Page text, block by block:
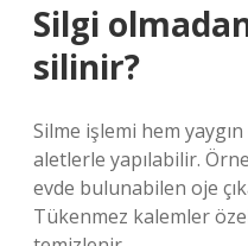
Silgi
silinir?
Silme işlemi hem
aletlerle yapılabilir.
evde bulunabilen oje
Tükenmez kalemler